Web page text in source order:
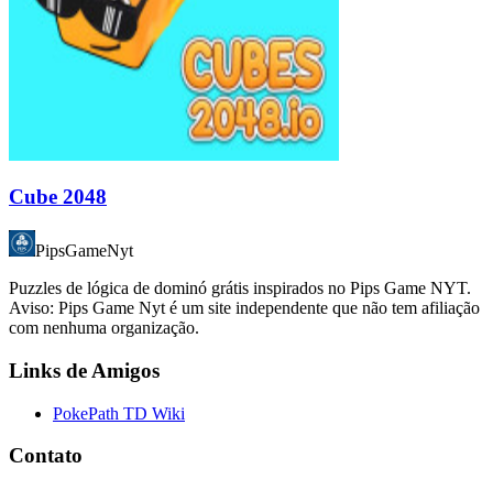
Cube 2048
PipsGameNyt
Puzzles de lógica de dominó grátis inspirados no Pips Game NYT.
Aviso: Pips Game Nyt é um site independente que não tem afiliação
com nenhuma organização.
Links de Amigos
PokePath TD Wiki
Contato